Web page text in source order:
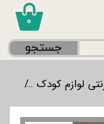
۰
جستجو
لوازم کودک